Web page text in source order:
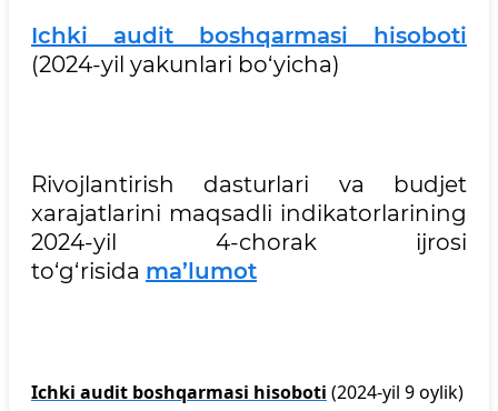
Ichki audit boshqarmasi hisoboti
(2024-yil yakunlari bo‘yicha)
Rivojlantirish dasturlari va budjet
xarajatlarini maqsadli indikatorlarining
2024-yil 4-chorak ijrosi
to‘g‘risida ma’lumot
Ichki audit boshqarmasi hisoboti (2024-yil 9oylik)